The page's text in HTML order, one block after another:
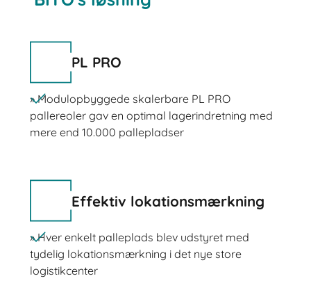
PL PRO
» Modulopbyggede skalerbare PL PRO
pallereoler gav en optimal lagerindretning med
mere end 10.000 pallepladser
Effektiv lokationsmærkning
» Hver enkelt palleplads blev udstyret med
tydelig lokationsmærkning i det nye store
logistikcenter